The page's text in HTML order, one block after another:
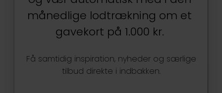
månedlige lodtrækning om et
gavekort på 1.000 kr.
Få samtidig inspiration, nyheder og særlige
tilbud direkte i indbakken.